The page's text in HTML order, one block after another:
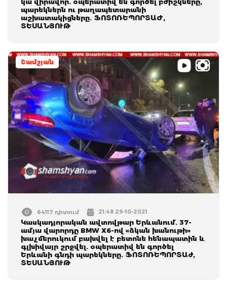
պարեկներն ու թաղապետարանի
աշխատակիցները. ՖՈՏՈՌԵՊՈՐՏԱԺ,
ՏԵՍԱՆՅՈՒԹ
Շամշյան
64117 դիտում 21:48 29-10-2021
Կասկադյորական ավտովթար Երևանում. 37-
ամյա վարորդը BMW X6-ով «ձկան խանութի»
խաչմերուկում բախվել է բետոնե հենապատին և
գլխիվայր շրջվել. օպերատիվ են գործել
Երևանի գնդի պարեկները. ՖՈՏՈՌԵՊՈՐՏԱժ,
ՏԵՍԱՆՅՈՒԹ